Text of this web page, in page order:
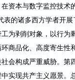
在资本与数字监控技术
表的诸多西方学者开
为剥削对象，以行为
商品化、高度寄生性
会构成严重威胁。第
实现共产主义愿景。